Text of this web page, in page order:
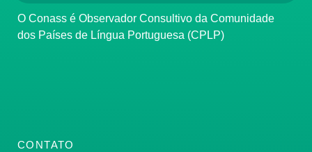
O Conass é Observador Consultivo da Comunidade
dos Países de Língua Portuguesa (CPLP)
CONTATO